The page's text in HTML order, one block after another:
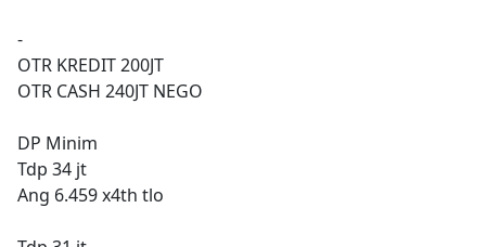
-
OTR KREDIT 200JT
OTR CASH 240JT NEGO
DP Minim
Tdp 34 jt
Ang 6.459 x4th tlo